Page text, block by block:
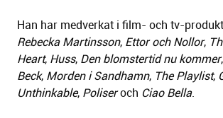
Han har medverkat i film- och tv-
Rebecka Martinsson, Ettor och Nollor,
Heart, Huss, Den blomstertid nu kommer,
Beck, Morden i Sandhamn, The Playlist,
Unthinkable, Poliseroch Ciao Bella.